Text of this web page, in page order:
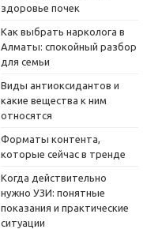
здоровье почек
Как выбрать нарколога в
Алматы: спокойный разбор
для семьи
Виды антиоксидантов и
какие вещества к ним
относятся
Форматы контента,
которые сейчас в тренде
Когда действительно
нужно УЗИ: понятные
показания и практические
ситуации